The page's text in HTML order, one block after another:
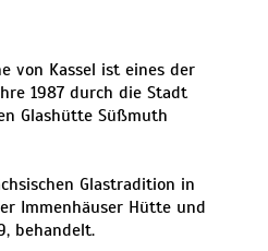
von Kassel ist eines der
1987 durch die Stadt
Glashütte Süßmuth
Glastradition in
Immenhäuser Hütte und
behandelt.